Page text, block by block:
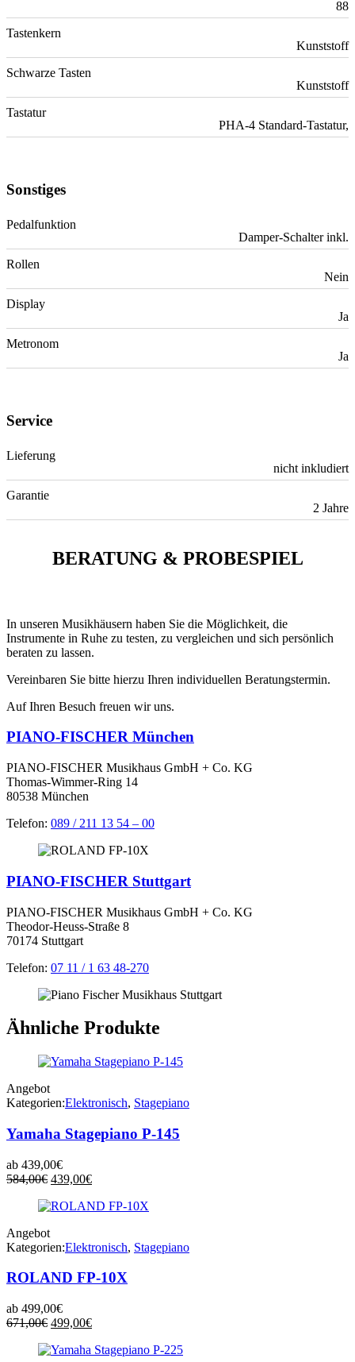
88
Tastenkern
Kunststoff
Schwarze Tasten
Kunststoff
Tastatur
PHA-4 Standard-Tastatur,
Sonstiges
Pedalfunktion
Damper-Schalter inkl.
Rollen
Nein
Display
Ja
Metronom
Ja
Service
Lieferung
nicht inkludiert
Garantie
2 Jahre
BERATUNG & PROBESPIEL
In unseren Musikhäusern haben Sie die Möglichkeit, die
Instrumente in Ruhe zu testen, zu vergleichen und sich persönlich
beraten zu lassen.
Vereinbaren Sie bitte hierzu Ihren individuellen Beratungstermin.
Auf Ihren Besuch freuen wir uns.
PIANO-FISCHER München
PIANO-FISCHER Musikhaus GmbH + Co. KG
Thomas-Wimmer-Ring 14
80538 München
Telefon: 089 / 211 13 54 – 00
PIANO-FISCHER Stuttgart
PIANO-FISCHER Musikhaus GmbH + Co. KG
Theodor-Heuss-Straße 8
70174 Stuttgart
Telefon: 07 11 / 1 63 48-270
Ähnliche Produkte
Angebot
Kategorien:Elektronisch, Stagepiano
Yamaha Stagepiano P-145
ab 439,00€
584,00€ Ursprünglicher
war:
439,00€Aktueller
ist:
Angebot
Kategorien:Elektronisch, Stagepiano
ROLAND FP-10X
ab 499,00€
671,00€ Ursprünglicher
war:
499,00€Aktueller
ist: